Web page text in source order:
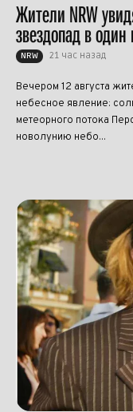
Жители NRW
звездопад в один
NRW 21 час назад
Вечером 12 августа
небесное явление:
метеорного потока
новолунию небо...